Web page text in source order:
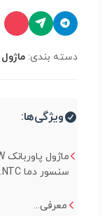
دسته بندی:
ویژگی‌ها:
سنسور دما NTC...
معرفی...